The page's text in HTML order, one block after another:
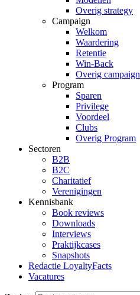
Overig strategy
Campaign
Welkom
Waardering
Retentie
Win-Back
Overig campaign
Program
Sparen
Privilege
Voordeel
Clubs
Overig Program
Sectoren
B2B
B2C
Charitatief
Verenigingen
Kennisbank
Book reviews
Downloads
Interviews
Praktijkcases
Snapshots
Redactie LoyaltyFacts
Vacatures